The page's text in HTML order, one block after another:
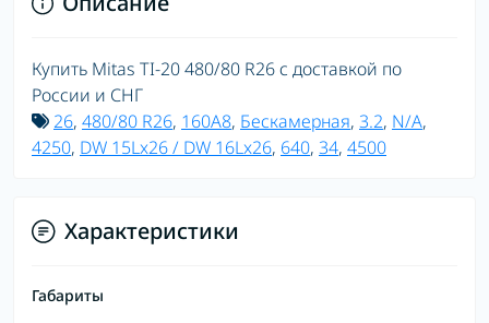
Купить Mitas TI-20 480/80 R26 с доставкой по
России и СНГ
26, 480/80 R26, 160A8, Бескамерная, 3.2, N/A,
4250, DW 15Lx26 / DW 16Lx26, 640, 34, 4500
Характеристики
Габариты